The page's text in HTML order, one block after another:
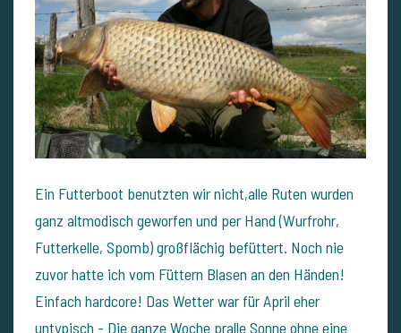
Ein Futterboot benutzten wir nicht,alle Ruten wurden
ganz altmodisch geworfen und per Hand (Wurfrohr,
Futterkelle, Spomb) großflächig befüttert. Noch nie
zuvor hatte ich vom Füttern Blasen an den Händen!
Einfach hardcore! Das Wetter war für April eher
untypisch - Die ganze Woche pralle Sonne ohne eine